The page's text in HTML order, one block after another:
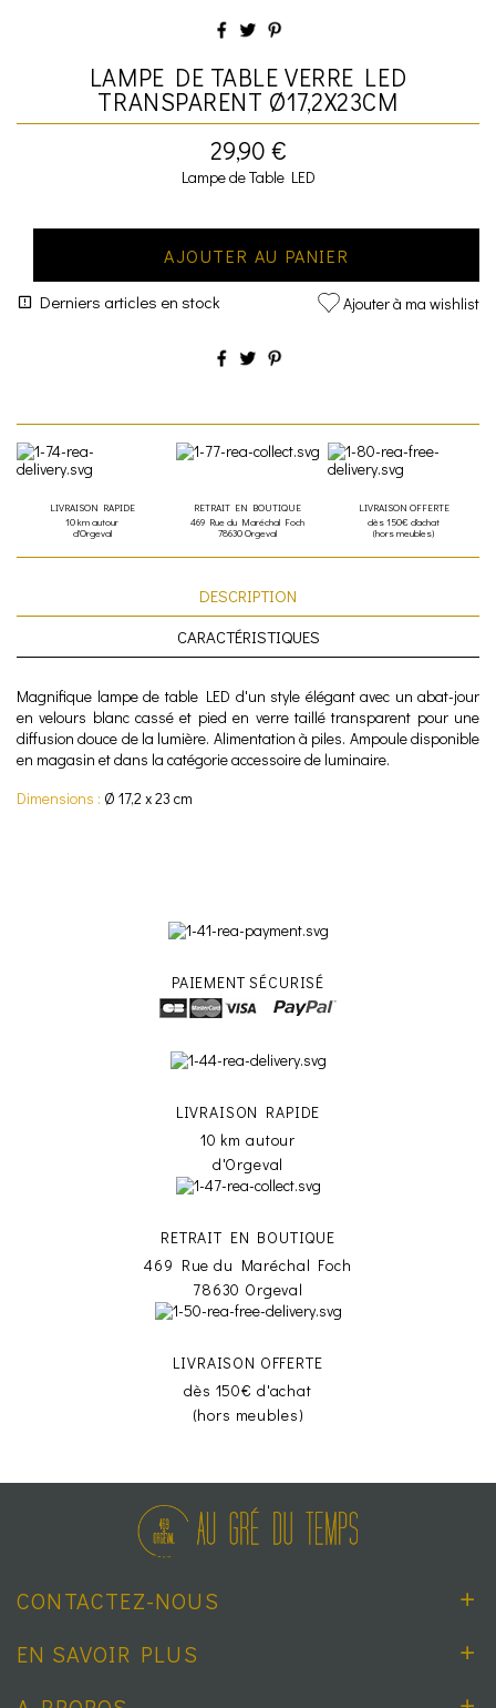
LAMPE DE TABLE VERRE LED
TRANSPARENT Ø17,2X23CM
29,90 €
Lampe de Table LED
AJOUTER AU PANIER
Derniers articles en stock Ajouter à ma wishlist
LIVRAISON RAPIDE
10 km autour
d'Orgeval
RETRAIT EN BOUTIQUE
469 Rue du Maréchal Foch
78630 Orgeval
LIVRAISON OFFERTE
dès 150€ d'achat
(hors meubles)
DESCRIPTION
CARACTÉRISTIQUES
Magnifique lampe de table LED d'un style élégant avec un abat-jour
en velours blanc cassé et pied en verre taillé transparent pour une
diffusion douce de la lumière. Alimentation à piles. Ampoule disponible
en magasin et dans la catégorie accessoire de luminaire.
Dimensions : Ø 17,2 x 23 cm
PAIEMENT SÉCURISÉ
LIVRAISON RAPIDE
10 km autour
d'Orgeval
RETRAIT EN BOUTIQUE
469 Rue du Maréchal Foch
78630 Orgeval
LIVRAISON OFFERTE
dès 150€ d'achat
(hors meubles)
CONTACTEZ-NOUS
EN SAVOIR PLUS